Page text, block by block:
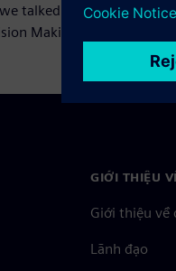
talked about Data and
Making.
GIỚI THIỆU
Giới thiệu về
Lãnh đạo